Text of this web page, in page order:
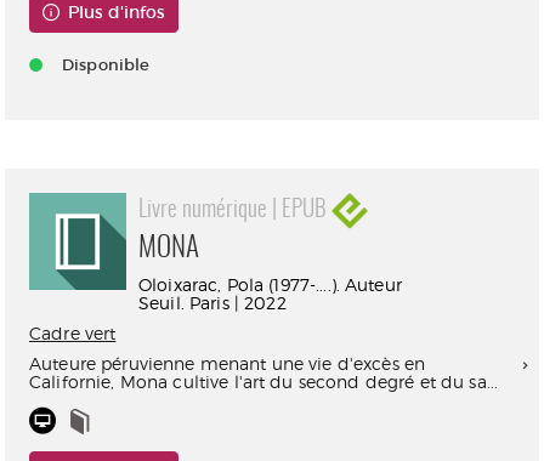
Plus d'infos
Disponible
Livre numérique | EPUB
MONA
Oloixarac, Pola (1977-....). Auteur
Seuil. Paris | 2022
Cadre vert
Auteure péruvienne menant une vie d'excès en
Californie, Mona cultive l'art du second degré et du sa...